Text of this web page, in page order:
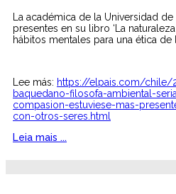
La académica de la Universidad
presentes en su libro ‘La
hábitos mentales para una ética de
Lee más: https://elpais.com/chile/
baquedano-filosofa-ambiental-
compasion-estuviese-mas-
con-otros-seres.html
Leia mais ...